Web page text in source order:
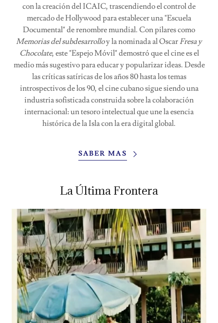
con la creación del ICAIC, trascendiendo el control de
mercado de Hollywood para establecer una "Escuela
Documental" de renombre mundial. Con pilares como
Memorias del subdesarrolloy la nominada al OscarFresa y
Chocolate, este "Espejo Móvil" demostró que el cine es el
medio más sugestivo para educar y popularizar ideas. Desde
las críticas satíricas de los años 80 hasta los temas
introspectivos de los 90, el cine cubano sigue siendo una
industria sofisticada construida sobre la colaboración
internacional: un tesoro intelectual que une la esencia
histórica de la Isla con la era digital global.
SABER MAS
La Última Frontera